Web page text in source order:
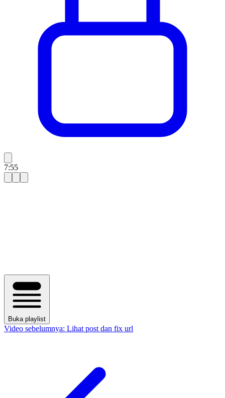
7:55
Buka playlist
Video sebelumnya: Lihat post dan fix url